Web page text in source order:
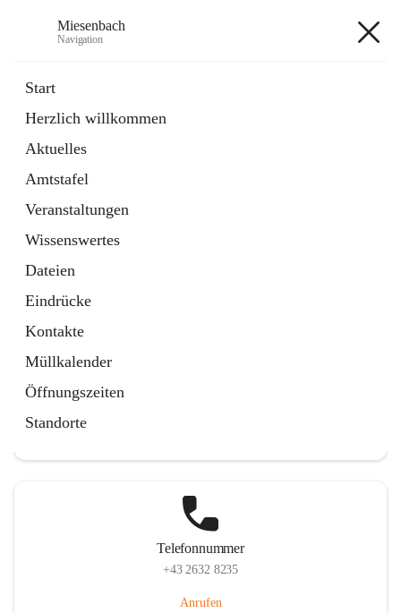
Miesenbach
Navigation
Start
Herzlich willkommen
Aktuelles
Amtstafel
Veranstaltungen
Wissenswertes
Dateien
Eindrücke
Kontakte
Müllkalender
Öffnungszeiten
Standorte
Externe Webseite
in
Tab
Region Schneebergland
Externe Webseite
öffnet
in
neuem
Tab
Telefonnummer
+43 2632 8235
Anrufen